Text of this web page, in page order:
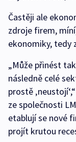
Častěji ale
zdroje firem,
ekonomiky, tedy
„Může přinést
následně celé
prostě
ze společnosti
etablují se nové
projít krutou